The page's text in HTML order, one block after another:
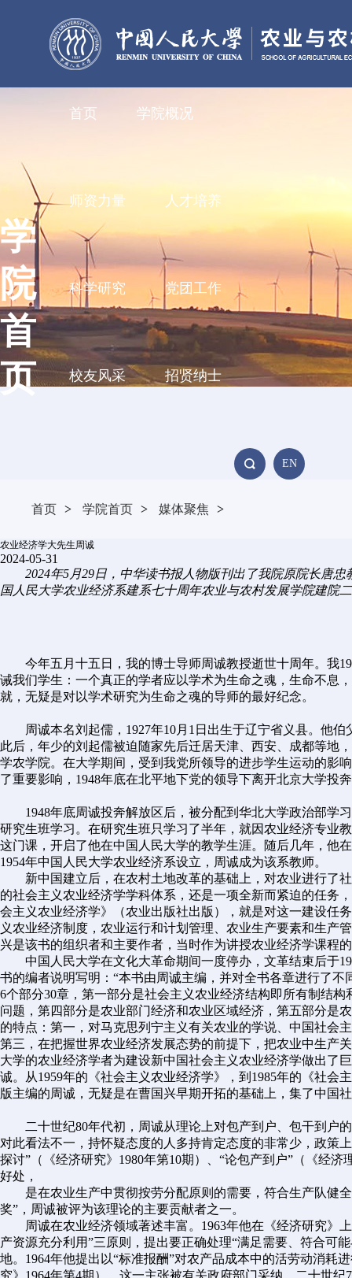
首页 学院概况
师资力量 人才培养
科学研究 党团工作
校友风采 招贤纳士
EN
学
院
首
页
首页 > 学院首页 > 媒体聚焦 >
农业经济学大先生周诚
2024-05-31
2024年5月29日，中华读书报人物版刊出了我院原院长唐
国人民大学农业经济系建系七十周年农业与农村发展学院建院
今年五月十五日，我的博士导师周诚教授逝世十周年。我
诫我们学生：一个真正的学者应以学术为生命之魂，生命不息
就，无疑是对以学术研究为生命之魂的导师的最好纪念。
周诚本名刘起儒，1927年10月1日出生于辽宁省义县。他
此后，年少的刘起儒被迫随家先后迁居天津、西安、成都等地
学农学院。在大学期间，受到我党所领导的进步学生运动的影
了重要影响，1948年底在北平地下党的领导下离开北京大学投
1948年底周诚投奔解放区后，被分配到华北大学政治部学
研究生班学习。在研究生班只学习了半年，就因农业经济专业
这门课，开启了他在中国人民大学的教学生涯。随后几年，他
1954年中国人民大学农业经济系设立，周诚成为该系教师。
新中国建立后，在农村土地改革的基础上，对农业进行了
的社会主义农业经济学学科体系，还是一项全新而紧迫的任务
会主义农业经济学》（农业出版社出版），就是对这一建设任
义农业经济制度，农业运行和计划管理、农业生产要素和生产
兴是该书的组织者和主要作者，当时作为讲授农业经济学课程
中国人民大学在文化大革命期间一度停办，文革结束后于
书的编者说明写明：“本书由周诚主编，并对全书各章进行了
6个部分30章，第一部分是社会主义农业经济结构即所有制结
问题，第四部分是农业部门经济和农业区域经济，第五部分是
的特点：第一，对马克思列宁主义有关农业的学说、中国社会
第三，在把握世界农业经济发展态势的前提下，把农业中生产
大学的农业经济学者为建设新中国社会主义农业经济学做出了
诚。从1959年的《社会主义农业经济学》，到1985年的《社
版主编的周诚，无疑是在曹国兴早期开拓的基础上，集了中国
二十世纪80年代初，周诚从理论上对包产到户、包干到户
对此看法不一，持怀疑态度的人多持肯定态度的非常少，政策
探讨”（《经济研究》1980年第10期）、“论包产到户”（《经
好处，
是在农业生产中贯彻按劳分配原则的需要，符合生产队健
奖”，周诚被评为该理论的主要贡献者之一。
周诚在农业经济领域著述丰富。1963年他在《经济研究》
产资源充分利用”三原则，提出要正确处理“满足需要、符合可
地。1964年他提出以“标准报酬”对农产品成本中的活劳动消耗
究》1964年第4期）。这一主张被有关政府部门采纳。二十世